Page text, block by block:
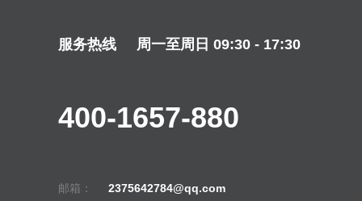
服务热线 周一至周日 09:30 - 17:30
400-1657-880
邮箱：
2375642784@qq.com